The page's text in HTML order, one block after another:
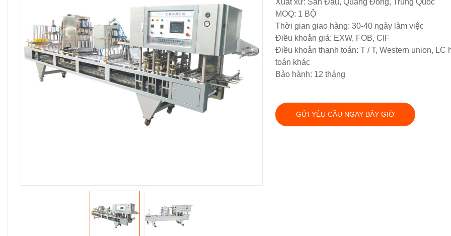
MOQ: 1 BỘ
Thời gian giao hàng: 30-40 ngày làm việc
Điều khoản giá: EXW, FOB, CIF
Điều khoản thanh toán: T / T, Western union, LC
toán khác
Bảo hành: 12 tháng
GỬI YÊU CẦU NGAY BÂY GIỜ